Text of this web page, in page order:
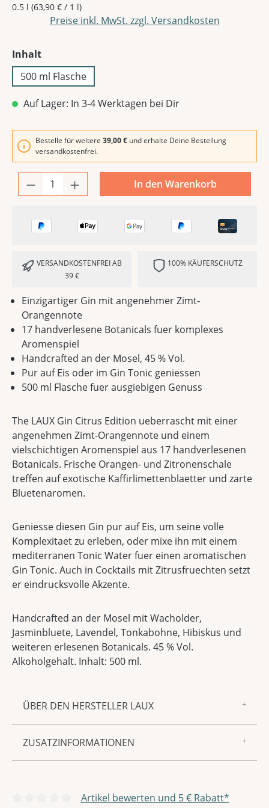
Artikel bewerten und 5 € Rabatt*
Einzigartiger Gin mit angenehmer Zimt-
Orangennote
17 handverlesene Botanicals fuer komplexes
Aromenspiel
Handcrafted an der Mosel, 45 % Vol.
Pur auf Eis oder im Gin Tonic geniessen
500 ml Flasche fuer ausgiebigen Genuss
0.5 l (63,90 € / 1 l)
Preise inkl. MwSt. zzgl. Versandkosten
Inhaltauswählen
500 ml Flasche
Auf Lager: In 3-4 Werktagen bei Dir
Bestelle für weitere 39,00 € und erhalte Deine Bestellung
versandkostenfrei.
In den Warenkorb
VERSANDKOSTENFREI AB
39 €
100% KÄUFERSCHUTZ
ÜBER DEN HERSTELLER LAUX
Gewürzmischungen, Saucen und Senf sowie
Spirituosen und Liköre – aus unserer
Geschmack, beste Zutaten und die sorgfältige,
ZUSATZINFORMATIONEN
Alkoholgehalt45 % vol
The LAUX Gin Citrus Edition ueberrascht mit einer
angenehmen Zimt-Orangennote und einem
vielschichtigen Aromenspiel aus 17 handverlesenen
Botanicals. Frische Orangen- und Zitronenschale
treffen auf exotische Kaffirlimettenblaetter und zarte
Bluetenaromen.
Geniesse diesen Gin pur auf Eis, um seine volle
Komplexitaet zu erleben, oder mixe ihn mit einem
mediterranen Tonic Water fuer einen aromatischen
Gin Tonic. Auch in Cocktails mit Zitrusfruechten setzt
er eindrucksvolle Akzente.
Handcrafted an der Mosel mit Wacholder,
Jasminbluete, Lavendel, Tonkabohne, Hibiskus und
weiteren erlesenen Botanicals. 45 % Vol.
Alkoholgehalt. Inhalt: 500 ml.